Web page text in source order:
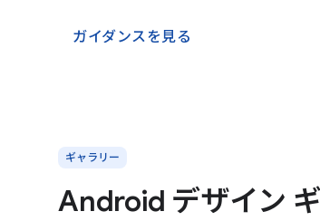
ガイダンスを見る
ギャラリー
Android デザイン